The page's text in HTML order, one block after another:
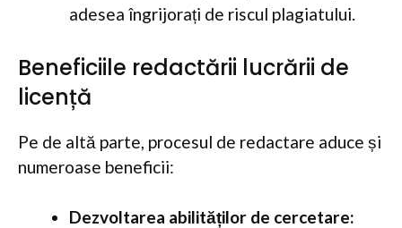
adesea îngrijorați de riscul plagiatului.
Beneficiile redactării lucrării de
licență
Pe de altă parte, procesul de redactare aduce și
numeroase beneficii:
Dezvoltarea abilităților de cercetare: